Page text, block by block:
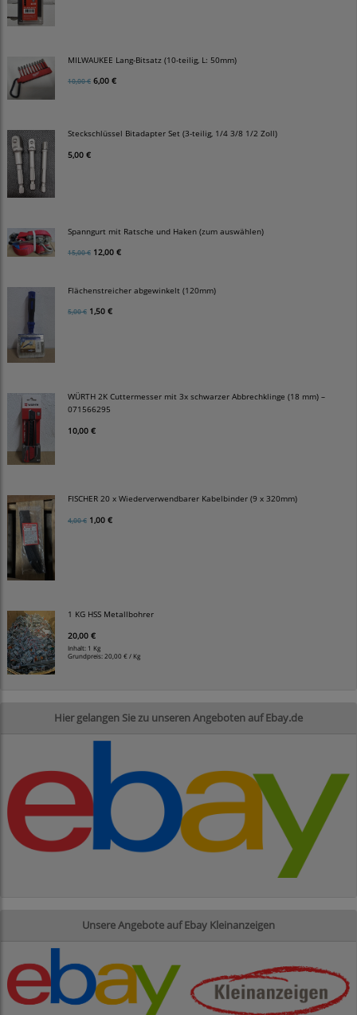
MILWAUKEE Lang-Bitsatz (10-teilig, L: 50mm)
10,00 € 6,00 €
Steckschlüssel Bitadapter Set (3-teilig, 1/4 3/8 1/2 Zoll)
5,00 €
Spanngurt mit Ratsche und Haken (zum auswählen)
15,00 € 12,00 €
Flächenstreicher abgewinkelt (120mm)
5,00 € 1,50 €
WÜRTH 2K Cuttermesser mit 3x schwarzer Abbrechklinge (18 mm) –
071566295
10,00 €
FISCHER 20 x Wiederverwendbarer Kabelbinder (9 x 320mm)
4,00 € 1,00 €
1 KG HSS Metallbohrer
20,00 €
Inhalt: 1 Kg
Grundpreis: 20,00 € / Kg
Hier gelangen Sie zu unseren Angeboten auf Ebay.de
Unsere Angebote auf Ebay Kleinanzeigen